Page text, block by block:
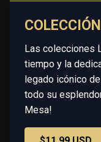
Las colecciones
tiempo y la
legado icónico
todo su
Mesa!